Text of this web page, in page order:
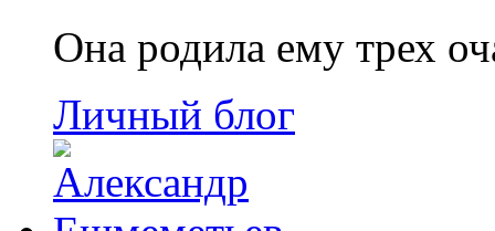
Она родила ему трех
Личный блог